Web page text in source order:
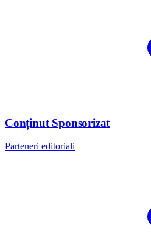
Conținut Sponsorizat
Parteneri editoriali